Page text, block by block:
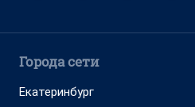
Города сети
Екатеринбург